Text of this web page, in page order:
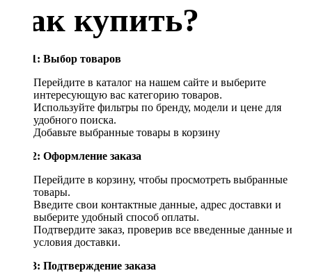
Как купить?
Шаг 1: Выбор товаров
Перейдите в каталог на нашем сайте и выберите
интересующую вас категорию товаров.
Используйте фильтры по бренду, модели и цене для
удобного поиска.
Добавьте выбранные товары в корзину
Шаг 2: Оформление заказа
Перейдите в корзину, чтобы просмотреть выбранные
товары.
Введите свои контактные данные, адрес доставки и
выберите удобный способ оплаты.
Подтвердите заказ, проверив все введенные данные и
условия доставки.
Шаг 3: Подтверждение заказа